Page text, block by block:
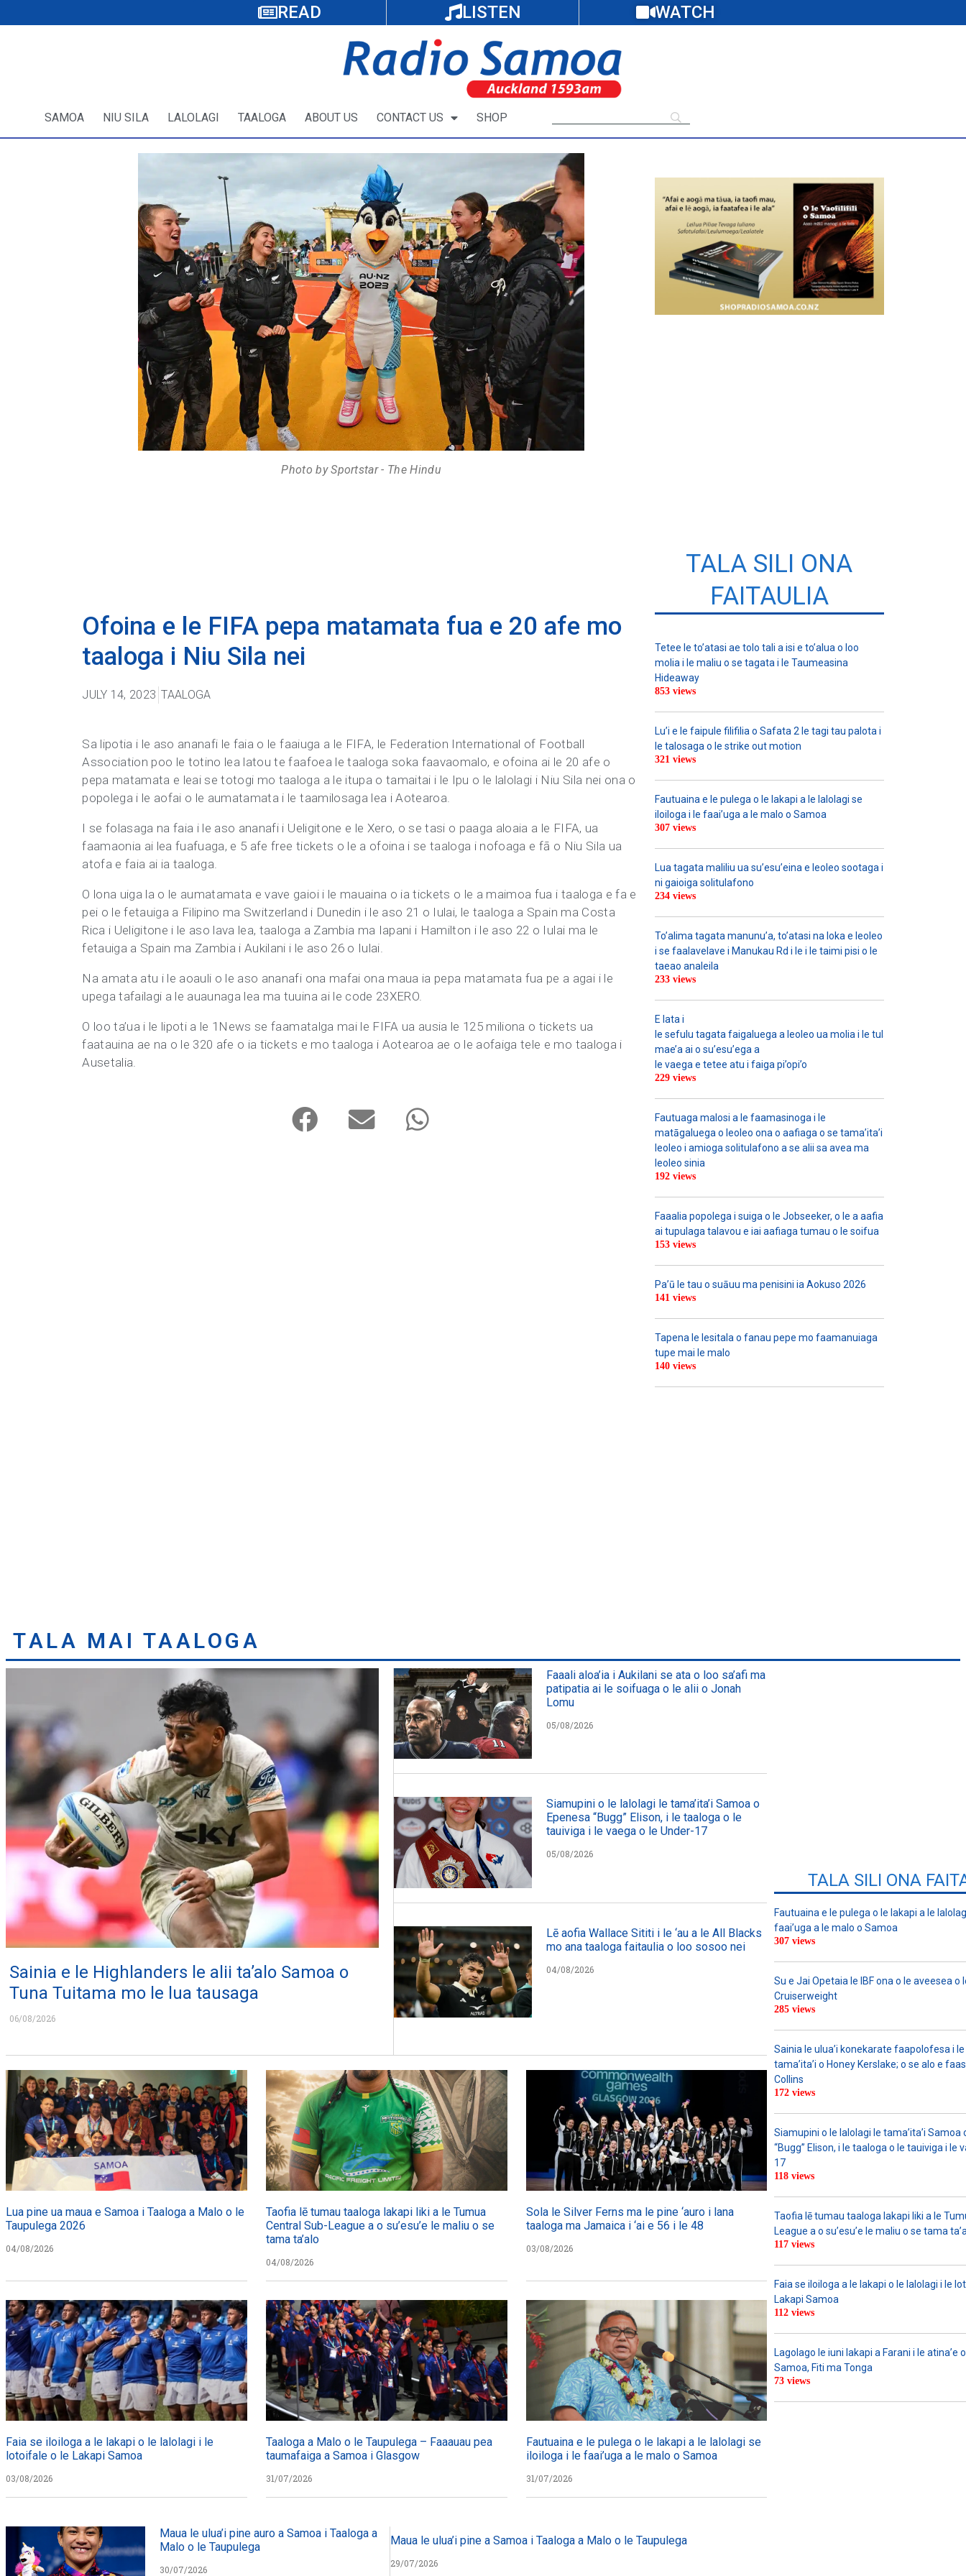
READ LISTEN WATCH
SAMOA NIU SILA LALOLAGI TAALOGA ABOUT US CONTACT US SHOP
Photo by Sportstar - The Hindu
Ofoina e le FIFA pepa matamata fua e 20 afe mo
taaloga i Niu Sila nei
JULY 14, 2023 TAALOGA
Sa lipotia i le aso ananafi le faia o le faaiuga a le FIFA, le Federation International of Football
Association poo le totino lea latou te faafoea le taaloga soka faavaomalo, e ofoina ai le 20 afe o
pepa matamata e leai se totogi mo taaloga a le itupa o tamaitai i le Ipu o le lalolagi i Niu Sila nei ona o
popolega i le aofai o le aumatamata i le taamilosaga lea i Aotearoa.
I se folasaga na faia i le aso ananafi i Ueligitone e le Xero, o se tasi o paaga aloaia a le FIFA, ua
faamaonia ai lea fuafuaga, e 5 afe free tickets o le a ofoina i se taaloga i nofoaga e fā o Niu Sila ua
atofa e faia ai ia taaloga.
O lona uiga la o le aumatamata e vave gaioi i le mauaina o ia tickets o le a maimoa fua i taaloga e fa e
pei o le fetauiga a Filipino ma Switzerland i Dunedin i le aso 21 o Iulai, le taaloga a Spain ma Costa
Rica i Ueligitone i le aso lava lea, taaloga a Zambia ma Iapani i Hamilton i le aso 22 o Iulai ma le
fetauiga a Spain ma Zambia i Aukilani i le aso 26 o Iulai.
Na amata atu i le aoauli o le aso ananafi ona mafai ona maua ia pepa matamata fua pe a agai i le
upega tafailagi a le auaunaga lea ma tuuina ai le code 23XERO.
O loo ta’ua i le lipoti a le 1News se faamatalga mai le FIFA ua ausia le 125 miliona o tickets ua
faatauina ae na o le 320 afe o ia tickets e mo taaloga i Aotearoa ae o le aofaiga tele e mo taaloga i
Ausetalia.
TALA SILI ONA
FAITAULIA
Tetee le to’atasi ae tolo tali a isi e to’alua o loo
molia i le maliu o se tagata i le Taumeasina
Hideaway
853 views
Lu’i e le faipule filifilia o Safata 2 le tagi tau palota i
le talosaga o le strike out motion
321 views
Fautuaina e le pulega o le lakapi a le lalolagi se
iloiloga i le faai’uga a le malo o Samoa
307 views
Lua tagata maliliu ua su’esu’eina e leoleo sootaga i
ni gaioiga solitulafono
234 views
To’alima tagata manunu’a, to’atasi na loka e leoleo
i se faalavelave i Manukau Rd i le i le taimi pisi o le
taeao analeila
233 views
E lata i
le sefulu tagata faigaluega a leoleo ua molia i le tulafono i le
mae’a ai o su’esu’ega a
le vaega e tetee atu i faiga pi’opi’o
229 views
Fautuaga malosi a le faamasinoga i le
matāgaluega o leoleo ona o aafiaga o se tama’ita’i
leoleo i amioga solitulafono a se alii sa avea ma
leoleo sinia
192 views
Faaalia popolega i suiga o le Jobseeker, o le a aafia
ai tupulaga talavou e iai aafiaga tumau o le soifua
153 views
Pa’ū le tau o suāuu ma penisini ia Aokuso 2026
141 views
Tapena le lesitala o fanau pepe mo faamanuiaga
tupe mai le malo
140 views
TALA MAI TAALOGA
Sainia e le Highlanders le alii ta’alo Samoa o
Tuna Tuitama mo le lua tausaga
06/08/2026
Faaali aloa’ia i Aukilani se ata o loo sa’afi ma
patipatia ai le soifuaga o le alii o Jonah
Lomu
05/08/2026
Siamupini o le lalolagi le tama’ita’i Samoa o
Epenesa “Bugg” Elison, i le taaloga o le
tauiviga i le vaega o le Under-17
05/08/2026
Lē aofia Wallace Sititi i le ‘au a le All Blacks
mo ana taaloga faitaulia o loo sosoo nei
04/08/2026
Lua pine ua maua e Samoa i Taaloga a Malo o le
Taupulega 2026
04/08/2026
Taofia lē tumau taaloga lakapi liki a le Tumua
Central Sub-League a o su’esu’e le maliu o se
tama ta’alo
04/08/2026
Sola le Silver Ferns ma le pine ‘auro i lana
taaloga ma Jamaica i ‘ai e 56 i le 48
03/08/2026
Faia se iloiloga a le lakapi o le lalolagi i le
lotoifale o le Lakapi Samoa
03/08/2026
Taaloga a Malo o le Taupulega – Faaauau pea
taumafaiga a Samoa i Glasgow
31/07/2026
Fautuaina e le pulega o le lakapi a le lalolagi se
iloiloga i le faai’uga a le malo o Samoa
31/07/2026
TALA SILI ONA
Fautuaina e le pulega o le lakapi a le
faai’uga a le malo o Samoa
307 views
Su e Jai Opetaia le IBF ona o le aveesea o
Cruiserweight
285 views
Sainia le ulua’i konekarate faapolofesa i
tama’ita’i o Honey Kerslake; o se alo e
Collins
172 views
Siamupini o le lalolagi le tama’ita’i Samoa
“Bugg” Elison, i le taaloga o le tauiviga i le
17
118 views
Taofia lē tumau taaloga lakapi liki a le
League a o su’esu’e le maliu o se tama
117 views
Faia se iloiloga a le lakapi o le lalolagi i le
Lakapi Samoa
112 views
Lagolago le iuni lakapi a Farani i le atina’e
Samoa, Fiti ma Tonga
73 views
Maua le ulua’i pine auro a Samoa i Taaloga a
Malo o le Taupulega
30/07/2026
Maua le ulua’i pine a Samoa i Taaloga a Malo o le Taupulega
29/07/2026